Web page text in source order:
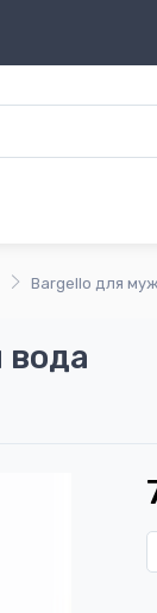
Bargello для